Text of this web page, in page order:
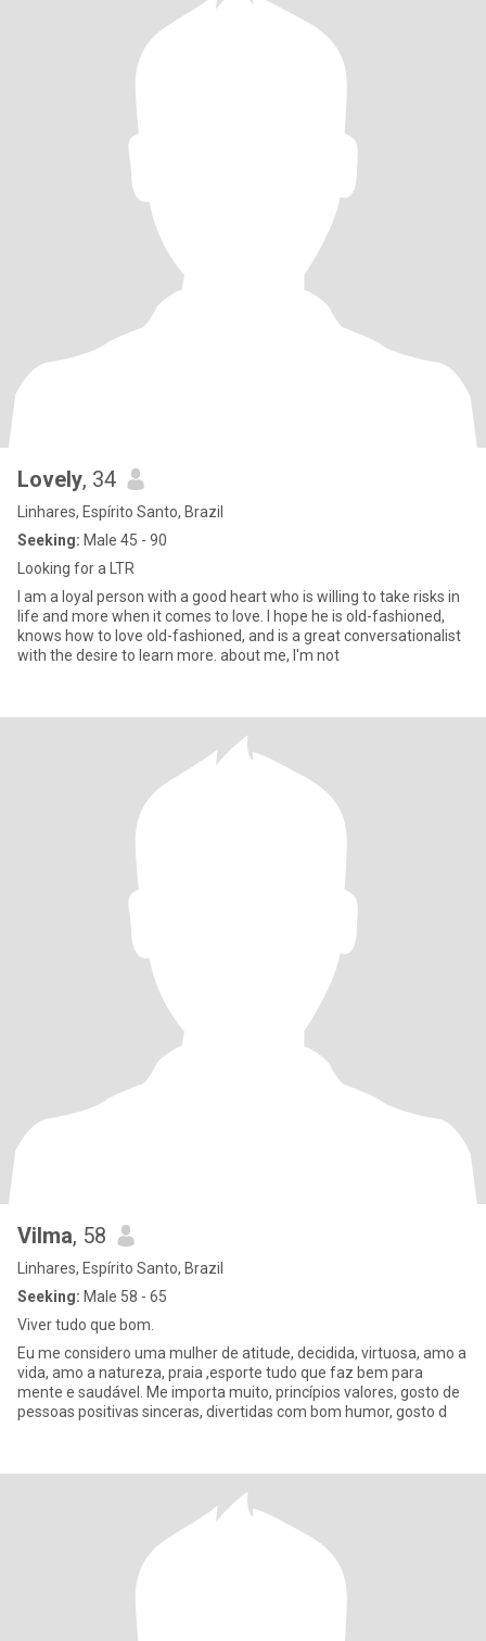
Lovely, 34
Linhares, Espírito Santo, Brazil
Seeking: Male 45 - 90
Looking for a LTR
I am a loyal person with a good heart who is willing to take risks in
life and more when it comes to love. I hope he is old-fashioned,
knows how to love old-fashioned, and is a great conversationalist
with the desire to learn more. about me, I'm not
Vilma, 58
Linhares, Espírito Santo, Brazil
Seeking: Male 58 - 65
Viver tudo que bom.
Eu me considero uma mulher de atitude, decidida, virtuosa, amo a
vida, amo a natureza, praia ,esporte tudo que faz bem para
mente e saudável. Me importa muito, princípios valores, gosto de
pessoas positivas sinceras, divertidas com bom humor, gosto d